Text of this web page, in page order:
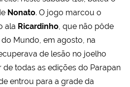
Nonato. O jogo marcou o
ala Ricardinho, que não pôde
Mundo, em agosto, na
de lesão no joelho
todas as edições do Parapan
entrou para a grade da